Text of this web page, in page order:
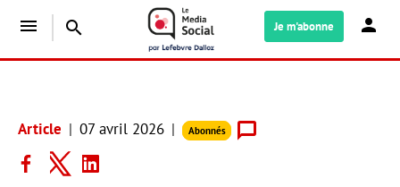
menu search Je m'abonne
Article 07 avril 2026 Abonnés